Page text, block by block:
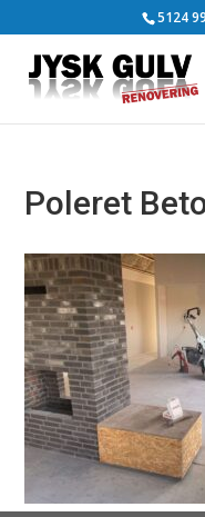
5124
Poleret